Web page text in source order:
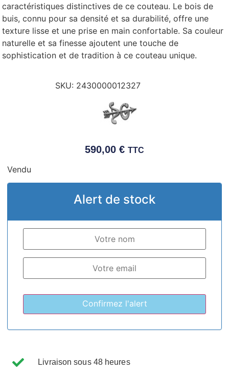
caractéristiques distinctives de ce couteau. Le bois de
buis, connu pour sa densité et sa durabilité, offre une
texture lisse et une prise en main confortable. Sa couleur
naturelle et sa finesse ajoutent une touche de
sophistication et de tradition à ce couteau unique.
SKU: 2430000012327
590,00 € TTC
Vendu
Alert de stock
Livraison sous 48 heures